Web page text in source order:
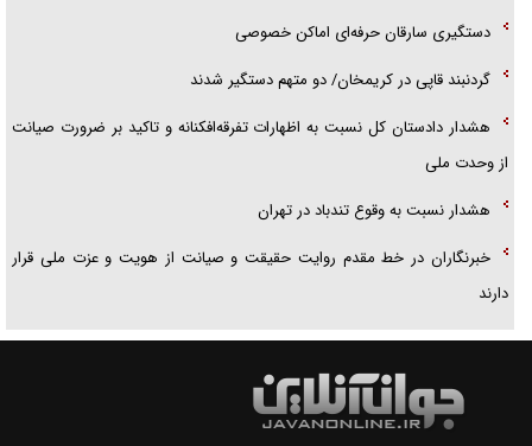
دستگیری سارقان حرفه‌ای اماکن خصوصی
گردنبند قاپی در کریمخان/ دو متهم دستگیر شدند
هشدار دادستان کل نسبت به اظهارات تفرقه‌افکنانه و تاکید بر ضرورت صیانت
از وحدت ملی
هشدار نسبت به وقوع تندباد در تهران
خبرنگاران در خط مقدم روایت حقیقت و صیانت از هویت و عزت ملی قرار
دارند